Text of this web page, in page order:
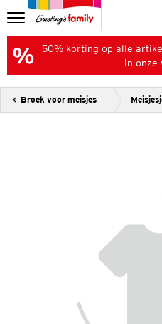
50% korting op alle
in onze
Broek voor meisjes